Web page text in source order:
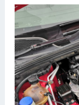
Подводные лодки
Митсубиси
Киа
Танки
Крайслер